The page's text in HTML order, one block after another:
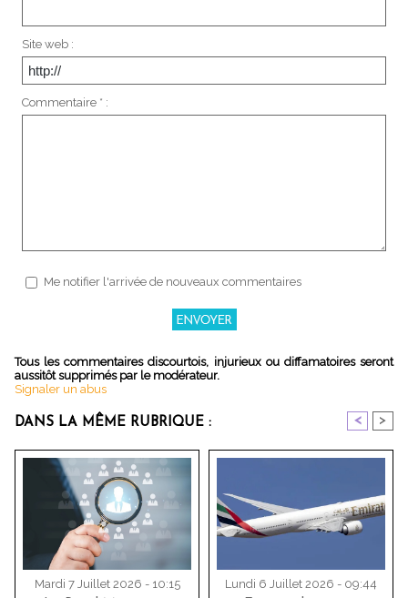
Site web :
Commentaire * :
Me notifier l'arrivée de nouveaux commentaires
Tous les commentaires discourtois, injurieux ou diffamatoires seront
aussitôt supprimés par le modérateur.
Signaler un abus
DANS LA MÊME RUBRIQUE : < >
Mardi 7 Juillet 2026 - 10:15
Lundi 6 Juillet 2026 - 09:44